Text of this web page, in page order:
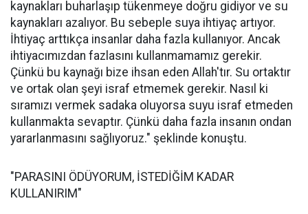
kaynakları buharlaşıp tükenmeye doğru gidiyor ve su
kaynakları azalıyor. Bu sebeple suya ihtiyaç artıyor.
İhtiyaç arttıkça insanlar daha fazla kullanıyor. Ancak
ihtiyacımızdan fazlasını kullanmamamız gerekir.
Çünkü bu kaynağı bize ihsan eden Allah'tır. Su ortaktır
ve ortak olan şeyi israf etmemek gerekir. Nasıl ki
sıramızı vermek sadaka oluyorsa suyu israf etmeden
kullanmakta sevaptır. Çünkü daha fazla insanın ondan
yararlanmasını sağlıyoruz." şeklinde konuştu.
"PARASINI ÖDÜYORUM, İSTEDİĞİM KADAR
KULLANIRIM"